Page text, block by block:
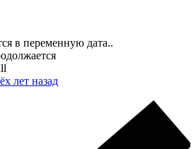
в переменную дата..
лет назад